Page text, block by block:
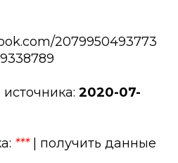
2079950493773
2020-07-
***| получить данные